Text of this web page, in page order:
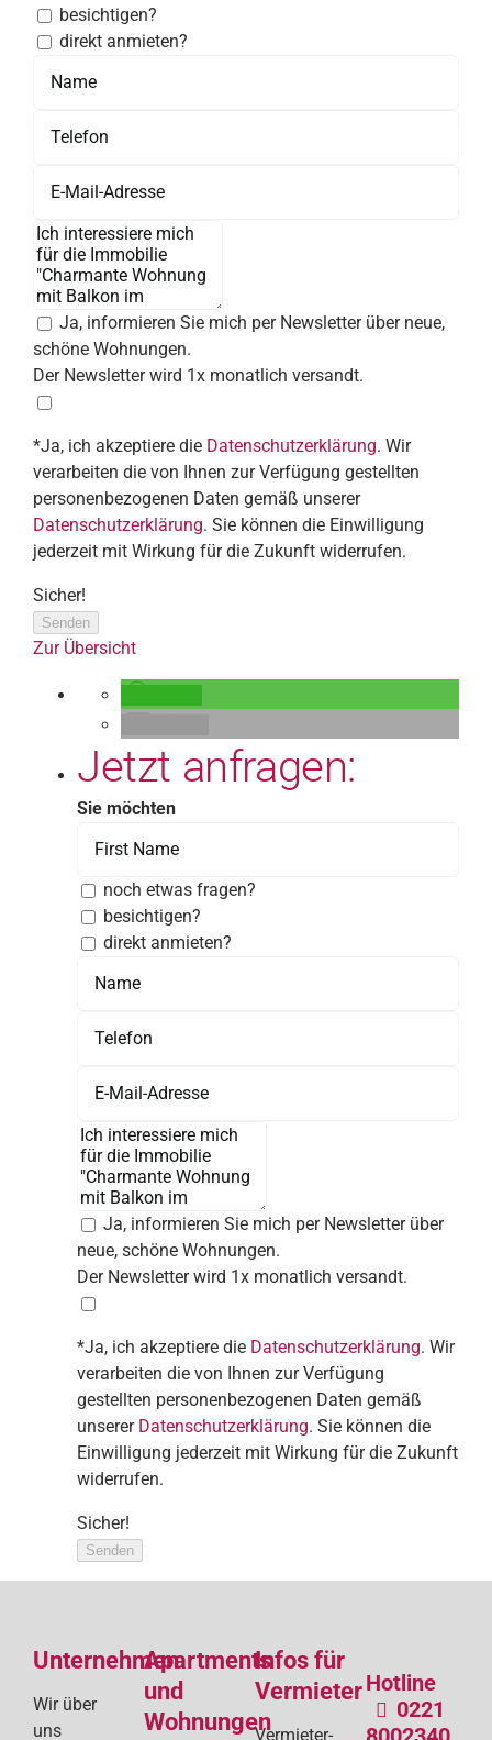
besichtigen?
direkt anmieten?
Ja, informieren Sie mich per Newsletter über neue,
schöne Wohnungen.
Der Newsletter wird 1x monatlich versandt.
*Ja, ich akzeptiere die Datenschutzerklärung. Wir
verarbeiten die von Ihnen zur Verfügung gestellten
personenbezogenen Daten gemäß unserer
Datenschutzerklärung. Sie können die Einwilligung
jederzeit mit Wirkung für die Zukunft widerrufen.
Sicher!
Senden
Zur Übersicht
Jetzt anfragen:
Sie möchten
noch etwas fragen?
besichtigen?
direkt anmieten?
Ja, informieren Sie mich per Newsletter über
neue, schöne Wohnungen.
Der Newsletter wird 1x monatlich versandt.
*Ja, ich akzeptiere die Datenschutzerklärung. Wir
verarbeiten die von Ihnen zur Verfügung
gestellten personenbezogenen Daten gemäß
unserer Datenschutzerklärung. Sie können die
Einwilligung jederzeit mit Wirkung für die Zukunft
widerrufen.
Sicher!
Senden
Unternehmen
Wir über
uns
Apartments
und
Wohnungen
Infos für
Vermieter
Vermieter-
Hotline
0221